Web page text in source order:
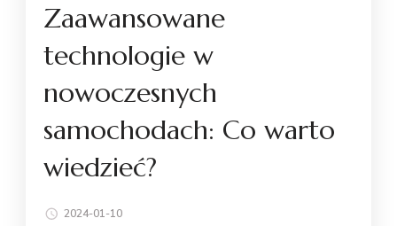
Zaawansowane
technologie w
nowoczesnych
samochodach: Co warto
wiedzieć?
2024-01-10